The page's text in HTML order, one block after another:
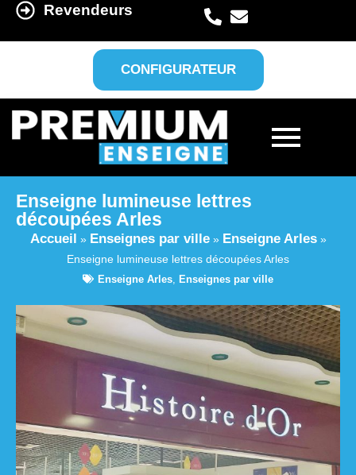
Revendeurs
CONFIGURATEUR
Enseigne lumineuse lettres
découpées Arles
Accueil » Enseignes par ville» Enseigne Arles»
Enseigne lumineuse lettres découpées Arles
Enseigne Arles Enseignes par ville